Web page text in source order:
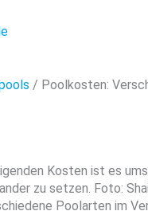
/ Poolkosten:
Kosten ist es
zu setzen. Foto:
Poolarten im